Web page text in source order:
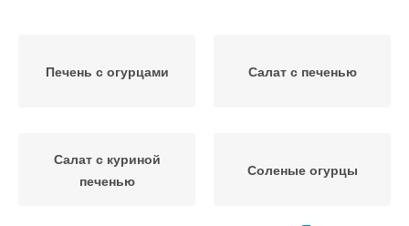
Печень с огурцами Салат с печенью
Салат с куриной
печенью
Соленые огурцы